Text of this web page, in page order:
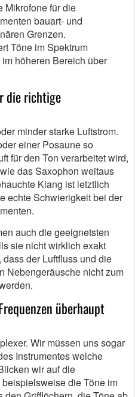
Mikrofone für die
bauart- und
Grenzen.
Töne im Spektrum
höheren Bereich über
die richtige
minder starke Luftstrom.
einer Posaune so
für den Ton verarbeitet wird,
das Saxophon weitaus
Klang ist letztlich
echte Schwierigkeit bei der
auch die geeignetsten
sie nicht wirklich exakt
der Luftfluss und die
Nebengeräusche nicht zum
überhaupt
Wir müssen uns sogar
Instrumentes welche
wir auf die
die Töne im